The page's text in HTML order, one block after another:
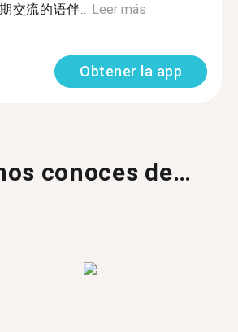
交流的语伴...Leer más
Obtener la app
conoces de…